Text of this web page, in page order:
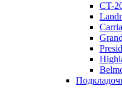
CT-